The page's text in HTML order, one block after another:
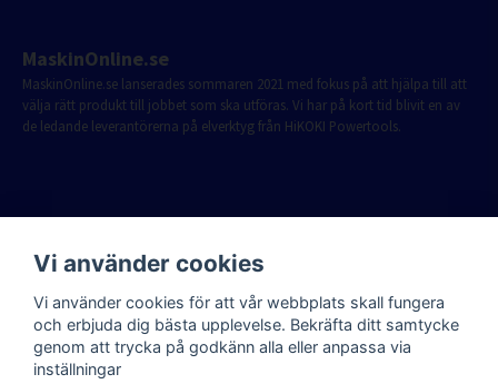
MaskinOnline.se
MaskinOnline.se lanserades sommaren 2021 med fokus på att hjälpa till att
välja rätt produkt till jobbet som ska utföras. Vi har på kort tid blivit en av
de ledande leverantörerna på elverktyg från HiKOKI Powertools.
Vi använder cookies
Vi använder cookies för att vår webbplats skall fungera
och erbjuda dig bästa upplevelse. Bekräfta ditt samtycke
genom att trycka på godkänn alla eller anpassa via
inställningar